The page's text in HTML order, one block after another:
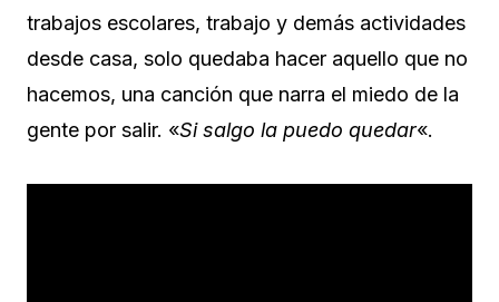
trabajos escolares, trabajo y demás actividades
desde casa, solo quedaba hacer aquello que no
hacemos, una canción que narra el miedo de la
gente por salir. «Si salgo la puedo quedar«.